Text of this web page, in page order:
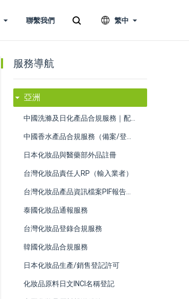
聯繫我們 繁中
服務導航
亞洲
​中國洗滌及日化產品合規服務｜配方審核、檢測與安全評估
日本化妝品與醫藥部外品註冊
台灣化妝品責任人RP（輸入業者）
台灣化妝品產品資訊檔案PIF報告編制
泰國化妝品通報服務
台灣化妝品登錄合規服務
韓國化妝品合規服務
日本化妝品生產/銷售登記許可
化妝品原料日文INCI名稱登記